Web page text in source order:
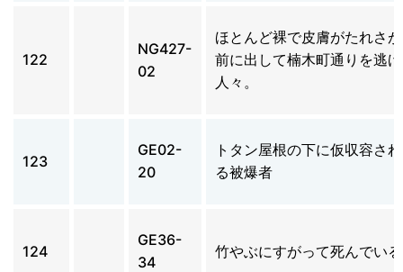
122
NG427-
02
ほとんど裸で皮膚がたれさ
前に出して楠木町通りを逃
人々。
123
GE02-
20
トタン屋根の下に仮収容さ
る被爆者
124
GE36-
34
竹やぶにすがって死んでい